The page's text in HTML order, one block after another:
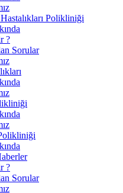
Polikliniği
?
Sorular
?
Sorular